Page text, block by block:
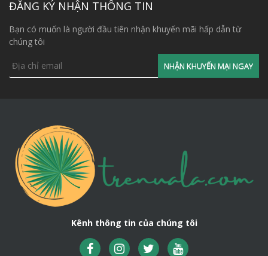
ĐĂNG KÝ NHẬN THÔNG TIN
Bạn có muốn là người đầu tiên nhận khuyến mãi hấp dẫn từ
chúng tôi
Kênh thông tin của chúng tôi